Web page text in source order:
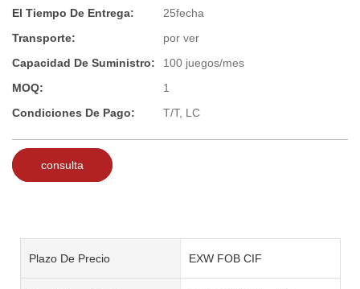
El Tiempo De Entrega:
25fecha
Transporte:
por ver
Capacidad De Suministro:
100 juegos/mes
MOQ:
1
Condiciones De Pago:
T/T, LC
consulta
Plazo De Precio EXW FOB CIF